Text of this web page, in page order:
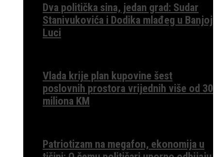
Dva politička sina, jedan grad: Sudar
Stanivukovića i Dodika mlađeg u Banjoj
Luci
Vlada krije plan kupovine šest
poslovnih prostora vrijednih više od 30
miliona KM
Patriotizam na megafon, ekonomija u